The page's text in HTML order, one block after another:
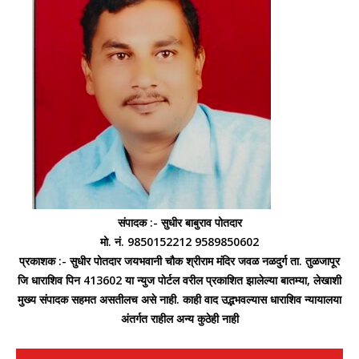
संपादक :- सुधीर बाबुराव पोतदार
मो. नं. 9850152212 9589850602
प्रकाशक :- सुधीर पोतदार जयभवानी चौक श्रीराम मंदिर जवळ नळदुर्ग ता. तुळजापूर
जि धाराशिव पिन 413602 या न्युज पोर्टल वरील प्रकाशित झालेल्या बातम्या, लेखाशी
मुख्य संपादक सहमत असतीलच असे नाही. काही वाद उद्भभवल्यास धाराशिव न्यायालया
अंतर्गत राहील अन्य कुठेही नाही